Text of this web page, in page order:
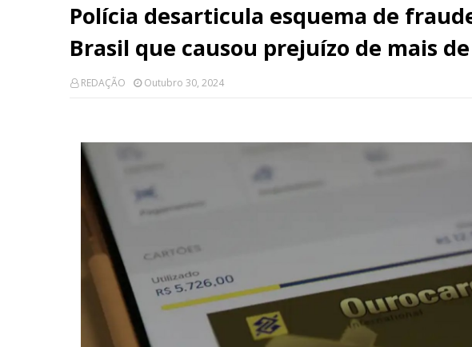
Polícia desarticula esquema de
Brasil que causou prejuízo de mais
REDAÇÃO Outubro 30, 2024